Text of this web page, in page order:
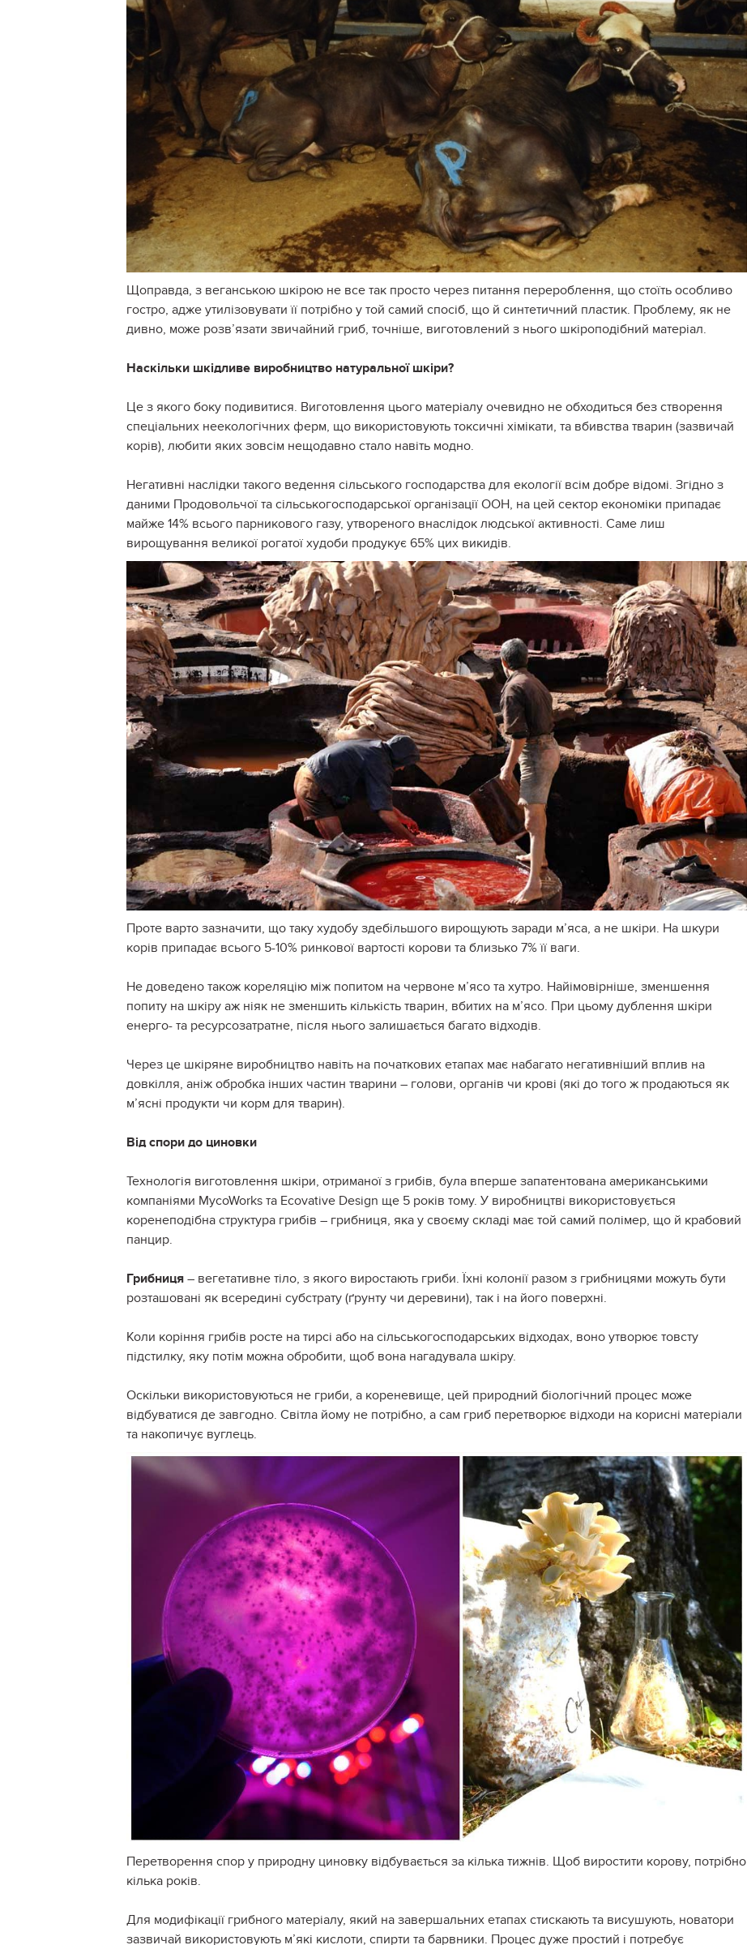
Щоправда, з веганською шкірою не все так просто через питання перероблення, що стоїть особливо
гостро, адже утилізовувати її потрібно у той самий спосіб, що й синтетичний пластик. Проблему, як не
дивно, може розв’язати звичайний гриб, точніше, виготовлений з нього шкіроподібний матеріал.
Наскільки шкідливе виробництво натуральної шкіри?
Це з якого боку подивитися. Виготовлення цього матеріалу очевидно не обходиться без створення
спеціальних неекологічних ферм, що використовують токсичні хімікати, та вбивства тварин (зазвичай
корів), любити яких зовсім нещодавно стало навіть модно.
Негативні наслідки такого ведення сільського господарства для екології всім добре відомі. Згідно з
даними Продовольчої та сільськогосподарської організації ООН, на цей сектор економіки припадає
майже 14% всього парникового газу, утвореного внаслідок людської активності. Саме лиш
вирощування великої рогатої худоби продукує 65% цих викидів.
Проте варто зазначити, що таку худобу здебільшого вирощують заради м’яса, а не шкіри. На шкури
корів припадає всього 5-10% ринкової вартості корови та близько 7% її ваги.
Не доведено також кореляцію між попитом на червоне м’ясо та хутро. Найімовірніше, зменшення
попиту на шкіру аж ніяк не зменшить кількість тварин, вбитих на м’ясо. При цьому дублення шкіри
енерго- та ресурсозатратне, після нього залишається багато відходів.
Через це шкіряне виробництво навіть на початкових етапах має набагато негативніший вплив на
довкілля, аніж обробка інших частин тварини – голови, органів чи крові (які до того ж продаються як
м’ясні продукти чи корм для тварин).
Від спори до циновки
Технологія виготовлення шкіри, отриманої з грибів, була вперше запатентована американськими
компаніями MycoWorks та Ecovative Design ще 5 років тому. У виробництві використовується
коренеподібна структура грибів – грибниця, яка у своєму складі має той самий полімер, що й крабовий
панцир.
Грибниця – вегетативне тіло, з якого виростають гриби. Їхні колонії разом з грибницями можуть бути
розташовані як всередині субстрату (ґрунту чи деревини), так і на його поверхні.
Коли коріння грибів росте на тирсі або на сільськогосподарських відходах, воно утворює товсту
підстилку, яку потім можна обробити, щоб вона нагадувала шкіру.
Оскільки використовуються не гриби, а кореневище, цей природний біологічний процес може
відбуватися де завгодно. Світла йому не потрібно, а сам гриб перетворює відходи на корисні матеріали
та накопичує вуглець.
Перетворення спор у природну циновку відбувається за кілька тижнів. Щоб виростити корову, потрібно
кілька років.
Для модифікації грибного матеріалу, який на завершальних етапах стискають та висушують, новатори
зазвичай використовують м’які кислоти, спирти та барвники. Процес дуже простий і потребує